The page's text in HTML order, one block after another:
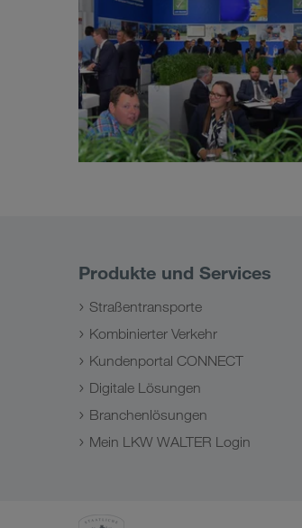
Produkte und Services
Straßentransporte
Kombinierter Verkehr
Kundenportal CONNECT
Digitale Lösungen
Branchenlösungen
Mein LKW WALTER Login